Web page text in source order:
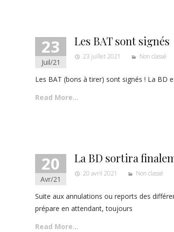
23
Juil/21
Les BAT sont signés
23 juillet 2021 Non classé
Les BAT (bons à tirer) sont signés ! La BD
Read More…
20
Avr/21
La BD sortira
20 avril 2021 Non classé
Suite aux annulations ou reports des
prépare en attendant, toujours
Read More…